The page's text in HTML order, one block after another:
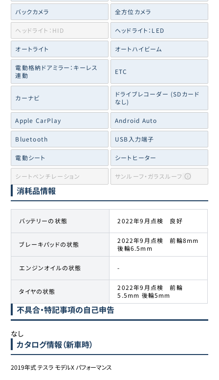
バックカメラ 全方位カメラ
ヘッドライト：HID ヘッドライト：LED
オートライト オートハイビーム
電動格納ドアミラー：キーレス
連動
ETC
カーナビ
ドライブレコーダー (SDカード
なし)
Apple CarPlay Android Auto
Bluetooth USB入力端子
電動シート シートヒーター
シートベンチレーション サンルーフ・ガラスルーフ
消耗品情報
バッテリーの状態 2022年9月点検 良好
ブレーキパッドの状態
2022年9月点検 前輪8mm
後輪6.5mm
エンジンオイルの状態 -
タイヤの状態
2022年9月点検 前輪
5.5mm 後輪5mm
不具合・特記事項の自己申告
なし
カタログ情報（新車時）
2019年式 テスラ モデルX パフォーマンス